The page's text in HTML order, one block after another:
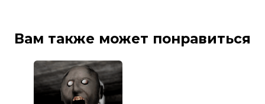
Вам также может понравиться